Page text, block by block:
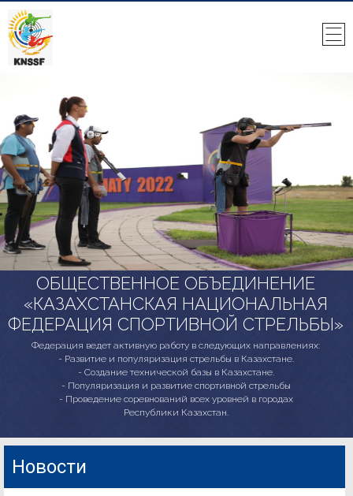
ОБЩЕСТВЕННОЕ ОБЪЕДИНЕНИЕ
«КАЗАХСТАНСКАЯ НАЦИОНАЛЬНАЯ
ФЕДЕРАЦИЯ СПОРТИВНОЙ СТРЕЛЬБЫ»
Федерация ведет активную работу в следующих направлениях:
- Развитие и популяризация стрельбы в Казахстане.
- Создание технической базы в Казахстане.
- Популяризация и развитие спортивной стрельбы
- Проведение соревнований всех уровней в городах
Республики Казахстан.
Новости